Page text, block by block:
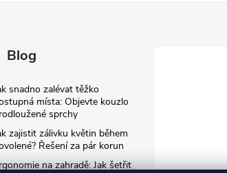
Blog
snadno zalévat těžko
místa: Objevte kouzlo
sprchy
zajistit zálivku květin během
Řešení za pár korun
na zahradě: Jak šetřit